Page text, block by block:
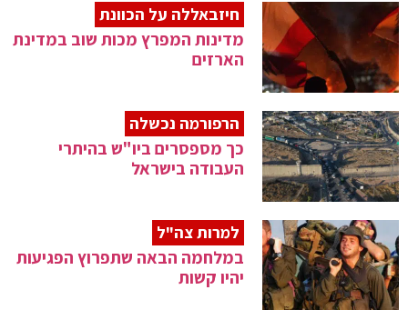
חיזבאללה על הכוונת
מדינות המפרץ מכות שוב במדינת
הארזים
הרפורמה נכשלה
כך מספסרים ביו"ש בהיתרי
העבודה בישראל
למרות צה"ל
במלחמה הבאה שתפרוץ הפגיעות
יהיו קשות